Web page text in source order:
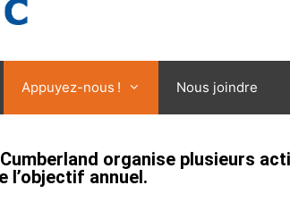
Appuyez-nous ! Nous joindre
organise plusieurs
l’objectif annuel.